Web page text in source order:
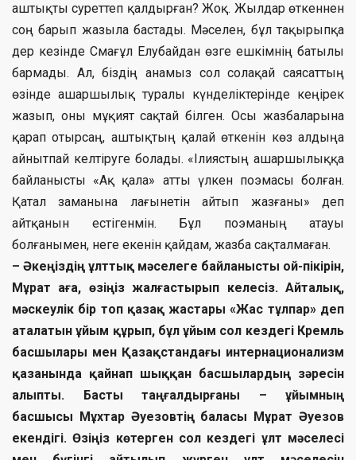
аштықты суреттеп қалдырған? Жоқ. Жылдар өткеннен
соң барып жазыла бастады. Мәселен, бұл тақырыпқа
дер кезінде Смағұл Елубайдан өзге ешкімнің батылы
бармады. Ал, біздің анамыз сол солақай саясаттың
өзінде ашаршылық туралы күнделіктерінде кеңірек
жазып, оны мұқият сақтай білген. Осы жазбаларына
қарап отырсаң, аштықтың қалай өткенін көз алдыңа
айнытпай келтіруге болады. «Ілиястың ашаршылыққа
байланысты «Ақ қала» атты үлкен поэмасы болған.
Қатал заманына лағынетін айтып жазғаны» деп
айтқанын естігенмін. Бұл поэманың атауы
болғанымен, неге екенін қайдам, жазба сақталмаған.
– Әкеңіздің ұлттық мәселеге байланысты ой-пікірін,
Мұрат аға, өзіңіз жалғастырып келесіз. Айталық,
мәскеулік бір топ қазақ жастары «Жас тұлпар» деп
аталатын ұйым құрып, бұл ұйым сол кездегі Кремль
басшылары мен Қазақстандағы интернационализм
қазанында қайнап шыққан басшылардың зәресін
алыпты. Басты таңғалдырғаны – ұйымның
басшысы Мұхтар Әуезовтің баласы Мұрат Әуезов
екендігі. Өзіңіз көтерген сол кездегі ұлт мәселесі